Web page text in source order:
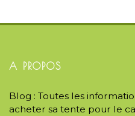
A PROPOS
Blog : Toutes les
acheter sa tente pour le